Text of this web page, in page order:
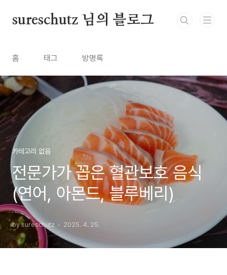
sureschutz 님의 블로그
홈 태그 방명록
카테고리 없음
전문가가 꼽은 혈관보호 음식
(연어, 아몬드, 블루베리)
by sureschutz 2025. 4. 25.